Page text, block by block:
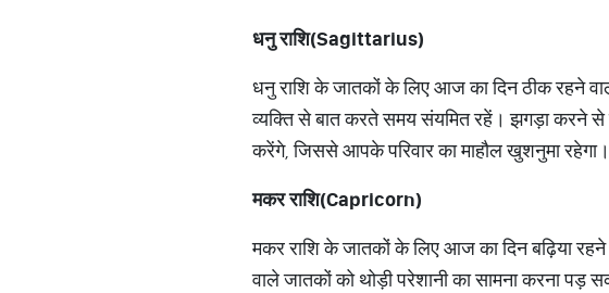
धनु राशि(Sagittarius)
धनु राशि के जातकों के लिए आज का दिन ठीक रहने
व्यक्ति से बात करते समय संयमित रहें। झगड़ा करने से
करेंगे, जिससे आपके परिवार का माहौल खुशनुमा रहेगा।
मकर राशि(Capricorn)
मकर राशि के जातकों के लिए आज का दिन बढ़िया रहने
वाले जातकों को थोड़ी परेशानी का सामना करना पड़